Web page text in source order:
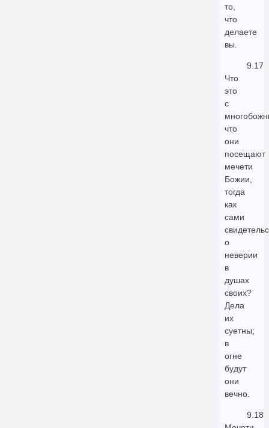
то,
что
делаете
вы.
9.17
Что
это
с
что
они
посещают
мечети
Божии,
тогда
как
сами
о
неверии
в
душах
своих?
Дела
их
суетны;
в
огне
будут
они
вечно.
9.18